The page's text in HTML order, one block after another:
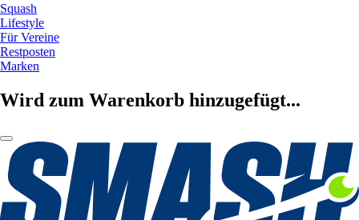
Squash
Lifestyle
Für Vereine
Restposten
Marken
Wird zum Warenkorb hinzugefügt...